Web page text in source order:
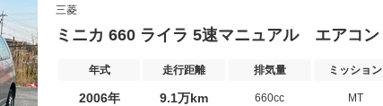
三菱
ミニカ 660 ライラ 5速マニュアル エアコン
年式 走行距離 排気量 ミッション
2006年 9.1万km 660cc MT